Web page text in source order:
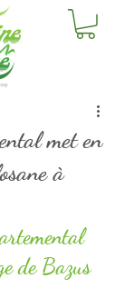
met en
à
de Bazus